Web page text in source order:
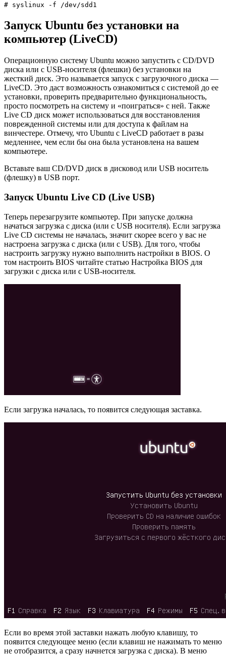
# syslinux -f /dev/sdd1
Запуск Ubuntu без установки на
компьютер (LiveCD)
Операционную систему Ubuntu можно запустить с CD/DVD
диска или с USB-носителя (флешки) без установки на
жесткий диск. Это называется запуск с загрузочного диска —
LiveCD. Это даст возможность ознакомиться с системой до ее
установки, проверить предварительно функциональность,
просто посмотреть на систему и «поиграться» с ней. Также
Live CD диск может использоваться для восстановления
поврежденной системы или для доступа к файлам на
винчестере. Отмечу, что Ubuntu с LiveCD работает в разы
медленнее, чем если бы она была установлена на вашем
компьютере.
Вставьте ваш CD/DVD диск в дисковод или USB носитель
(флешку) в USB порт.
Запуск Ubuntu Live CD (Live USB)
Теперь перезагрузите компьютер. При запуске должна
начаться загрузка с диска (или с USB носителя). Если загрузка
Live CD системы не началась, значит скорее всего у вас не
настроена загрузка с диска (или с USB). Для того, чтобы
настроить загрузку нужно выполнить настройки в BIOS. О
том настроить BIOS читайте статью Настройка BIOS для
загрузки с диска или с USB-носителя.
Если загрузка началась, то появится следующая заставка.
Если во время этой заставки нажать любую клавишу, то
появится следующее меню (если клавиш не нажимать то меню
не отобразится, а сразу начнется загрузка с диска). В меню